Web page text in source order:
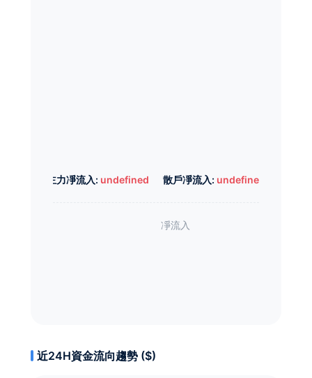
主力凈流入: undefined 散戶凈流入: undefined
近24H資金流向趨勢 ($)